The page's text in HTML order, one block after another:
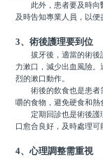
此外，患者要及時向
及時告知專業人員，以便
3、術後護理要到位
拔牙後，適當的術後護
力漱口，減少出血風險
烈的漱口動作。
術後的飲食也是患者需
嚼的食物，避免硬食和熱
定期回診也是術後護
口愈合良好，及時處理可
4、心理調整需重視